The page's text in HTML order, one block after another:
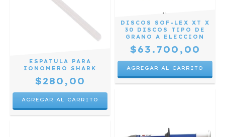
ESPATULA PARA
IONOMERO SHARK
$280,00
DISCOS SOF-LEX XT X
30 DISCOS TIPO DE
GRANO A ELECCION
$63.700,00
AGREGAR AL CARRITO